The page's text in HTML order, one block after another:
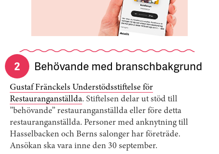
2 Behövande med branschbakgrund
Gustaf Fränckels Understödsstiftelse för
Restauranganställda. Stiftelsen delar ut stöd till
”behövande” restauranganställda eller före detta
restauranganställda. Personer med anknytning till
Hasselbacken och Berns salonger har företräde.
Ansökan ska vara inne den 30 september.